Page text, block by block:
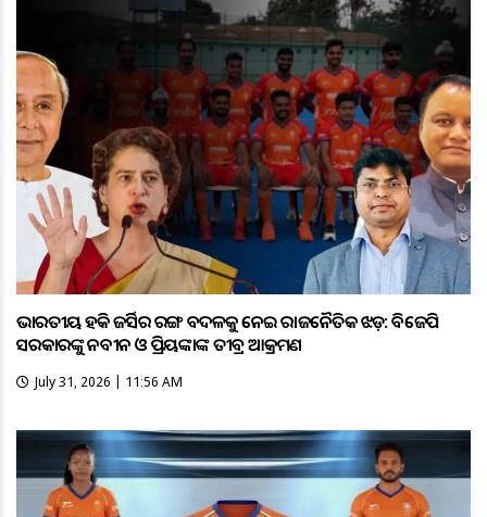
ଭାରତୀୟ ହକି ଜର୍ସିର ରଙ୍ଗ ବଦଳକୁ ନେଇ ରାଜନୈତିକ ଝଡ଼: ବିଜେପି
ସରକାରଙ୍କୁ ନବୀନ ଓ ପ୍ରିୟଙ୍କାଙ୍କ ତୀବ୍ର ଆକ୍ରମଣ
July 31, 2026 | 11:56 AM